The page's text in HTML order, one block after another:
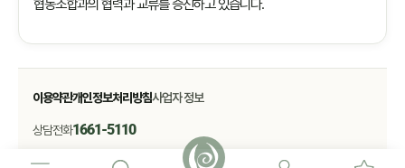
협동조합과의 협력과 교류를 증진하고 있습니다.
이용약관개인정보처리방침사업자 정보
상담전화1661-5110